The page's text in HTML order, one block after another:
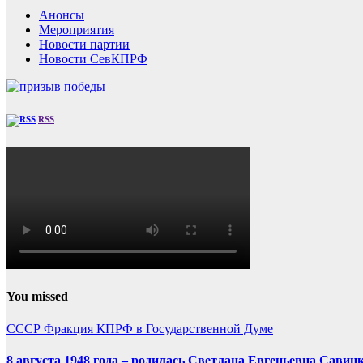
Анонсы
Мероприятия
Новости партии
Новости СевКПРФ
RSS
You missed
СССР Фракция КПРФ в Государственной Думе
8 августа 1948 года – родилась Светлана Евгеньевна